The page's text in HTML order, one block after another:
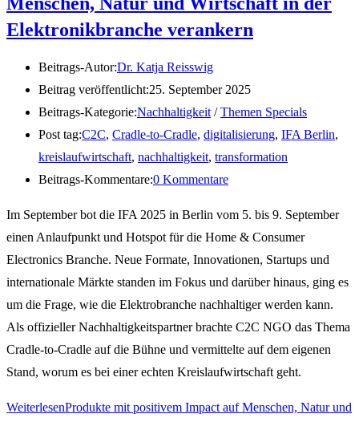
Elektronikbranche verankern
Beitrags-Autor:Dr. Katja Reisswig
Beitrag veröffentlicht:25. September 2025
Beitrags-Kategorie:Nachhaltigkeit / Themen Specials
Post tag:C2C, Cradle-to-Cradle, digitalisierung, IFA Berlin,
kreislaufwirtschaft, nachhaltigkeit, transformation
Beitrags-Kommentare:0 Kommentare
Im September bot die IFA 2025 in Berlin vom 5. bis 9. September
einen Anlaufpunkt und Hotspot für die Home & Consumer
Electronics Branche. Neue Formate, Innovationen, Startups und
internationale Märkte standen im Fokus und darüber hinaus, ging es
um die Frage, wie die Elektrobranche nachhaltiger werden kann.
Als offizieller Nachhaltigkeitspartner brachte C2C NGO das Thema
Cradle-to-Cradle auf die Bühne und vermittelte auf dem eigenen
Stand, worum es bei einer echten Kreislaufwirtschaft geht.
WeiterlesenProdukte mit positivem Impact auf Menschen, Natur und